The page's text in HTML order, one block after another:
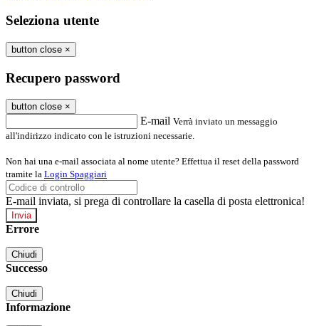
Seleziona utente
button close ×
Recupero password
button close ×
E-mail Verrà inviato un messaggio
all'indirizzo indicato con le istruzioni necessarie.
Non hai una e-mail associata al nome utente? Effettua il reset della password
tramite la Login Spaggiari
E-mail inviata, si prega di controllare la casella di posta elettronica!
Errore
Chiudi
Successo
Chiudi
Informazione